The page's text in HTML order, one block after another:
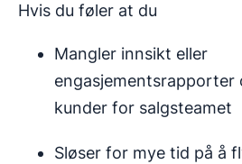
Hvis du føler at du
Mangler innsikt eller
engasjementsrapporter
kunder for salgsteamet
Sløser for mye tid på å